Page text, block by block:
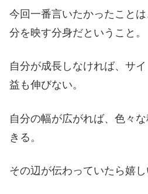
今回一番言いたかったこと
分を映す分身だということ。
自分が成長しなければ、サ
益も伸びない。
自分の幅が広がれば、色々
きる。
その辺が伝わっていたら嬉し